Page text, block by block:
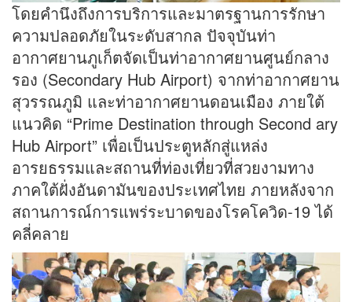
โดยคำนึงถึงการบริการและมาตรฐานการรักษา
ความปลอดภัยในระดับสากล ปัจจุบันท่า
อากาศยานภูเก็ตจัดเป็นท่าอากาศยานศูนย์กลาง
รอง (Secondary Hub Airport) จากท่าอากาศยาน
สุวรรณภูมิ และท่าอากาศยานดอนเมือง ภายใต้
แนวคิด “Prime Destination through Second ary
Hub Airport” เพื่อเป็นประตูหลักสู่แหล่ง
อารยธรรมและสถานที่ท่องเที่ยวที่สวยงามทาง
ภาคใต้ฝั่งอันดามันของประเทศไทย ภายหลังจาก
สถานการณ์การแพร่ระบาดของโรคโควิด-19 ได้
คลี่คลาย